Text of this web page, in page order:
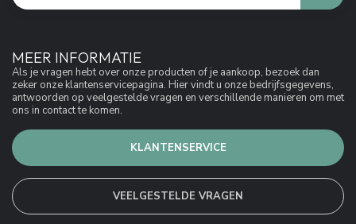
MEER INFORMATIE
Als je vragen hebt over onze producten of je aankoop, bezoek dan
zeker onze klantenservicepagina. Hier vindt u onze bedrijfsgegevens,
antwoorden op veelgestelde vragen en verschillende manieren om met
ons in contact te komen.
KLANTENSERVICE
VEELGESTELDE VRAGEN